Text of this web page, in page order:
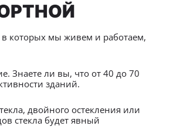
в которых мы живем и работаем,
Знаете ли вы, что от 40 до 70
зданий.
двойного остекления или
стекла будет явный